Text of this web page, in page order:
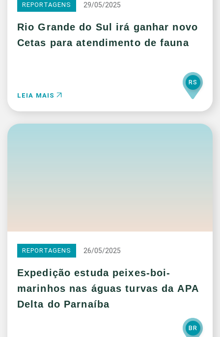
REPORTAGENS 29/05/2025
Rio Grande do Sul irá ganhar novo
Cetas para atendimento de fauna
LEIA MAIS
RS
REPORTAGENS 26/05/2025
Expedição estuda peixes-boi-
marinhos nas águas turvas da APA
Delta do Parnaíba
BR